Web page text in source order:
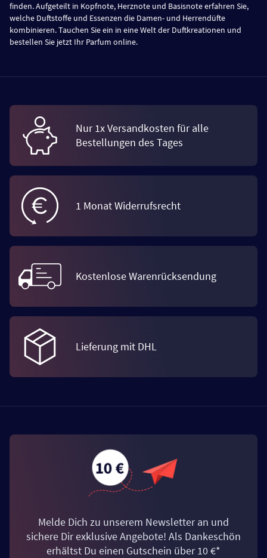
finden. Aufgeteilt in Kopfnote, Herznote und Basisnote erfahren Sie,
welche Duftstoffe und Essenzen die Damen- und Herrendüfte
kombinieren. Tauchen Sie ein in eine Welt der Duftkreationen und
bestellen Sie jetzt Ihr Parfum online.
Nur 1x Versandkosten für alle
Bestellungen des Tages
1 Monat Widerrufsrecht
Kostenlose Warenrücksendung
Lieferung mit DHL
Melde Dich zu unserem Newsletter an und
sichere Dir exklusive Angebote! Als Dankeschön
erhältst Du einen Gutschein über 10 €*